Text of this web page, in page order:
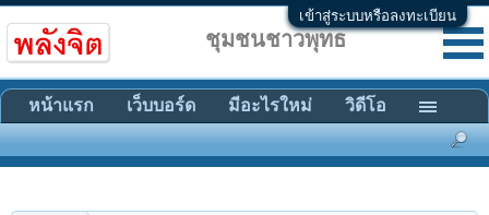
เข้าสู่ระบบหรือลงทะเบียน
ชุมชนชาวพุทธ
หน้าแรก เว็บบอร์ด มีอะไรใหม่ วิดีโอ